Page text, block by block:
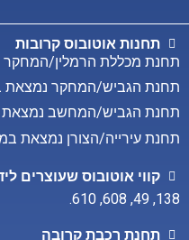
תחנות אוטובוס קרובות
תחנת מכללת הרמלין/המחקר
תחנת הגביש/המחקר נמצאת במרחק
תחנת הגביש/המחשב נמצאת במרחק
תחנת עירייה/הצורן נמצאת במרחק של
קווי אוטובוס שעוצרים
138
,
49
,
608
,
610
.
תחנת רכבת קרובה